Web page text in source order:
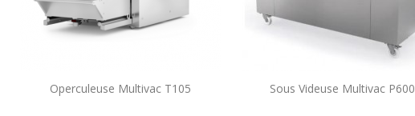
Operculeuse Multivac T105
Aperçu rapide Sous Videuse Multivac P600
Aperçu rapide